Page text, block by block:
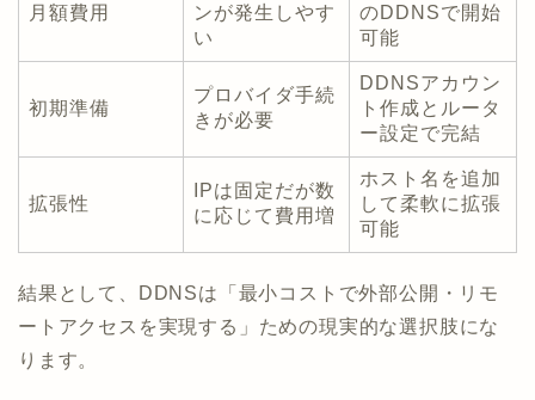
月額費用
ンが発生しやす
い
のDDNSで開始
可能
初期準備
プロバイダ手続
きが必要
DDNSアカウン
ト作成とルータ
ー設定で完結
拡張性
IPは固定だが数
に応じて費用増
ホスト名を追加
して柔軟に拡張
可能
結果として、DDNSは「最小コストで外部公開・リモ
ートアクセスを実現する」ための現実的な選択肢にな
ります。